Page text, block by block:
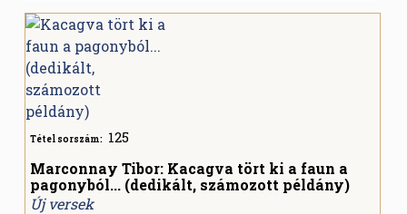
Tétel sorszám: 125
Marconnay Tibor: Kacagva tört ki a faun a
pagonyból... (dedikált, számozott példány)
Új versek